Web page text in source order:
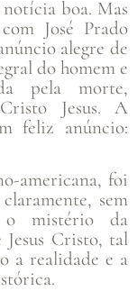
boa. Mas
José Prado
alegre de
do homem e
pela morte,
Jesus. A
feliz anúncio:
americana, foi
sem
o mistério da
Cristo, tal
a realidade e a